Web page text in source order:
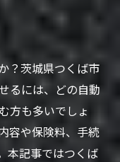
？茨城県つくば市
るには、どの自動
方も多いでしょ
容や保険料、手続
本記事ではつくば